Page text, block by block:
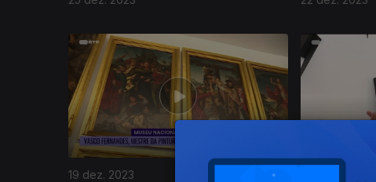
19 dez. 2023
735030